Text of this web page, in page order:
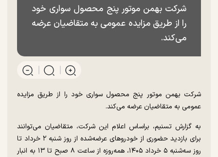
شرکت بهمن موتور پنج محصول سواری خود
را از طریق مزایده عمومی به متقاضیان عرضه
می‌کند.
شرکت بهمن موتور پنج محصول سواری خود را از طریق مزایده
عمومی به متقاضیان عرضه می‌کند.
به گزارش تسنیم، براساس اعلام این شرکت، متقاضیان می‌توانند
برای بازدید حضوری از خودرو‌های عرضه‌شده از روز شنبه ۲ خرداد تا
روز سه‌شنبه ۵ خرداد ۱۴۰۵، همه‌روزه از ساعت ۸ صبح تا ۱۳ به انبار